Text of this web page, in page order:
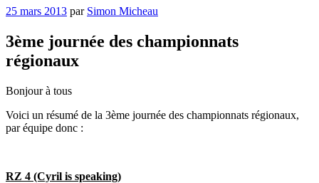
Publié
25 mars 2013 par Simon Micheau
3ème journée des championnats
régionaux
Bonjour à tous
Voici un résumé de la 3ème journée des championnats régionaux,
par équipe donc :
RZ 4 (Cyril is speaking)